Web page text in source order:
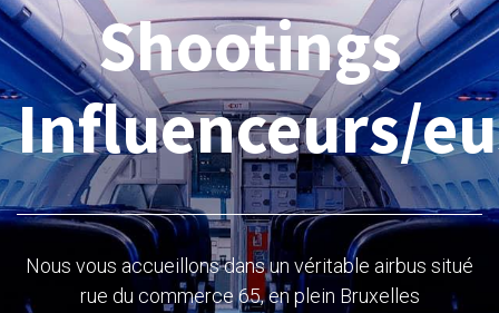
Shootings
Influenceurs/
Nous vous accueillons dans un véritable airbus situé
rue du commerce 65, en plein Bruxelles